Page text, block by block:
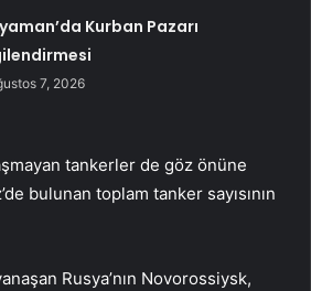
Kurban Pazarı
7, 2026
tankerler de göz önüne
bulunan toplam tanker sayısının
Rusya’nın Novorossiysk,